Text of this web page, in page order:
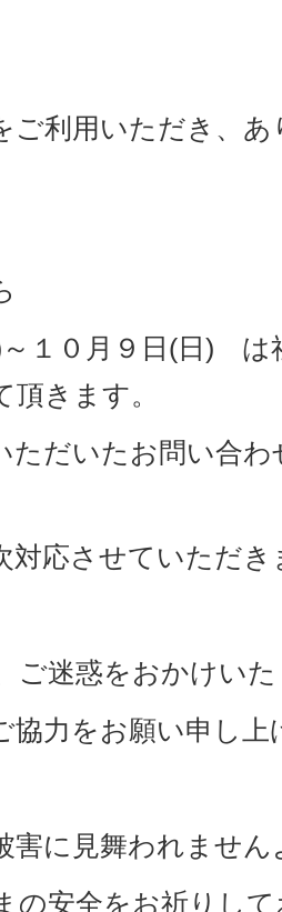
ご利用いただき、
～１０月９日(日) は
きます。
ただいたお問い合
対応させていただき
ご迷惑をおかけい
協力をお願い申し上
害に見舞われません
の安全をお祈りし